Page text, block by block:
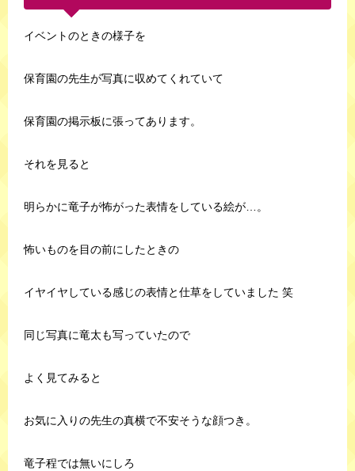
イベントのときの様子を
保育園の先生が写真に収めてくれていて
保育園の掲示板に張ってあります。
それを見ると
明らかに竜子が怖がった表情をしている絵が…。
怖いものを目の前にしたときの
イヤイヤしている感じの表情と仕草をしていました 笑
同じ写真に竜太も写っていたので
よく見てみると
お気に入りの先生の真横で不安そうな顔つき。
竜子程では無いにしろ